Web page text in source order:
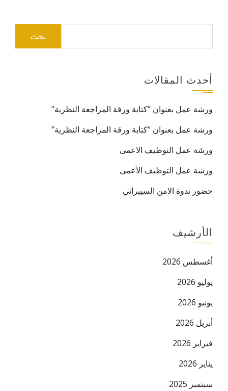
أحدث المقالات
ورشة عمل بعنوان “كتابة ورقة المراجعة النظرية”
ورشة عمل بعنوان “كتابة ورقة المراجعة النظرية”
ورشة عمل التوظيف الاعمى
ورشة عمل التوظيف الأعمى
حضور ندوة الامن السيبراني
الأرشيف
أغسطس 2026
يوليو 2026
يونيو 2026
أبريل 2026
فبراير 2026
يناير 2026
سبتمبر 2025